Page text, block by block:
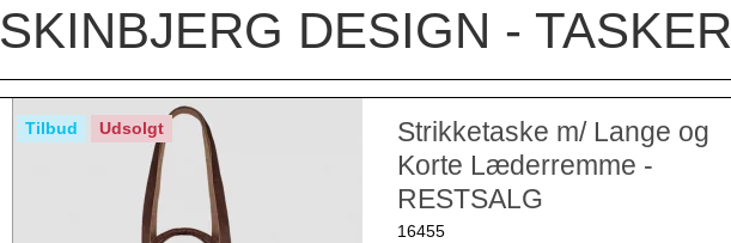
SKINBJERG DESIGN - TASKER
Tilbud Udsolgt
Strikketaske m/ Lange og
Korte Læderremme -
RESTSALG
16455